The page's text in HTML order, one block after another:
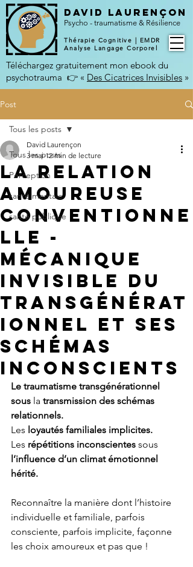
Thérapie Cognitive | EMDR
Analyse Langage Corporel
DAVID LAURENÇON
​Psycho - traumatisme & Résilience
Téléchargez gratuitement mon ebook du
psychotrauma 👉 « Des Cicatrices Invisibles »
Post
Tous les posts
Perception
santé mentale
santé publique
Tous les posts
La Relation
Amoureuse
Conventionne
lle -
Mécanique
Invisible du
Transgénérat
ionnel et ses
schémas
inconscients
David Laurençon
3 mai 12 min de lecture
Le traumatisme transgénérationnel
sous la transmission des schémas
relationnels.
Les loyautés familiales implicites.
Les répétitions inconscientes sous
l’influence d’un climat émotionnel
hérité.
Reconnaître la manière dont l’histoire
individuelle et familiale, parfois
consciente, parfois implicite, façonne
les choix amoureux et pas que !